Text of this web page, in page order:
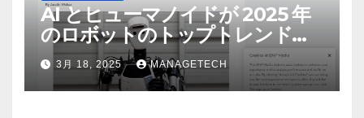
AI とヒューマノイドが 2025 年
のロボットのトップトレンドに |
ASSEMBLY
3月 18, 2025 MANAGETECH